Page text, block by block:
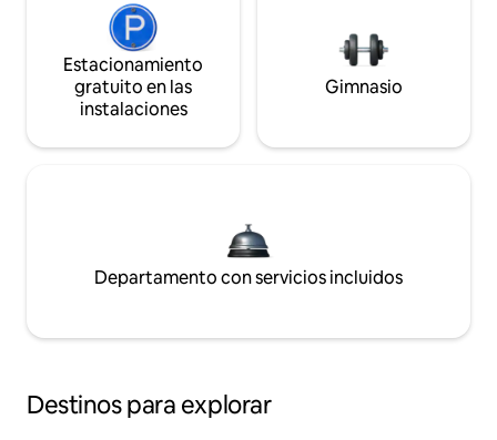
Estacionamiento
gratuito en las
instalaciones
Gimnasio
Departamento con servicios incluidos
Destinos para explorar